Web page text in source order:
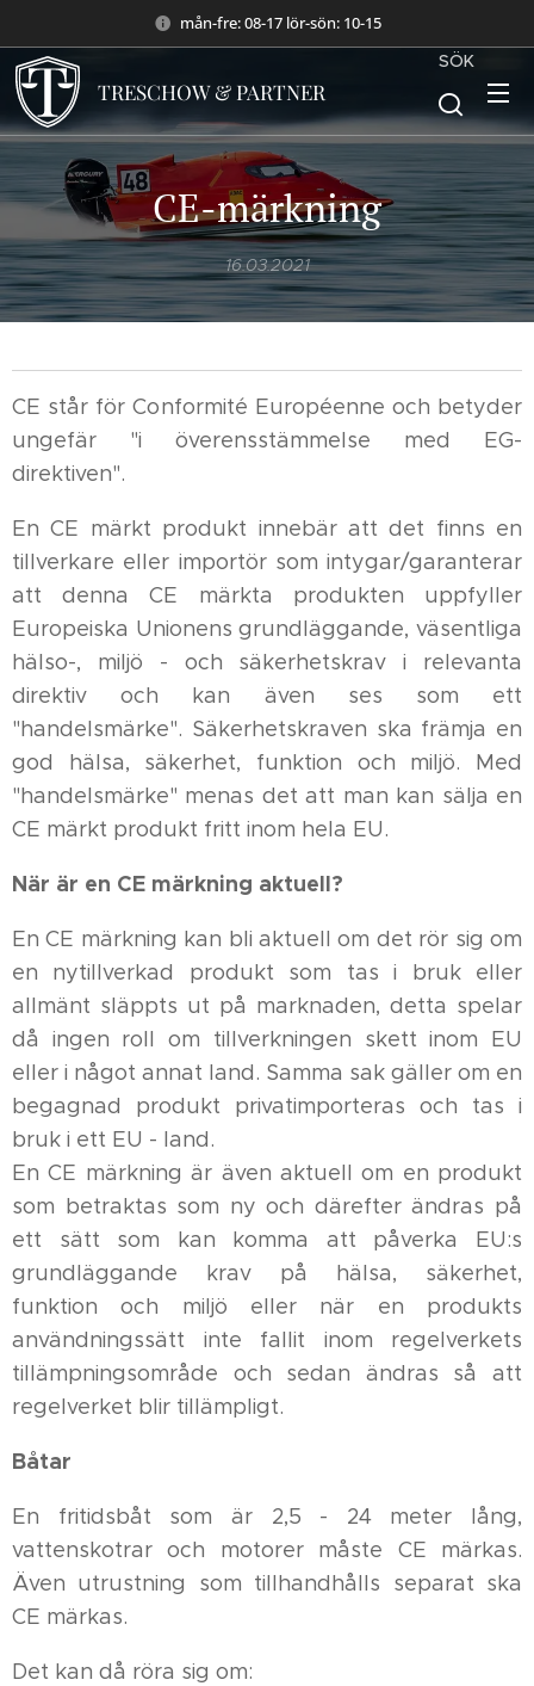
mån-fre: 08-17 lör-sön: 10-15
TRESCHOW & PARTNER
SÖK
CE-märkning
16.03.2021
CE står för Conformité Européenne och betyder
ungefär "i överensstämmelse med EG-
direktiven".
En CE märkt produkt innebär att det finns en
tillverkare eller importör som intygar/garanterar
att denna CE märkta produkten uppfyller
Europeiska Unionens grundläggande, väsentliga
hälso-, miljö - och säkerhetskrav i relevanta
direktiv och kan även ses som ett
"handelsmärke". Säkerhetskraven ska främja en
god hälsa, säkerhet, funktion och miljö. Med
"handelsmärke" menas det att man kan sälja en
CE märkt produkt fritt inom hela EU.
När är en CE märkning aktuell?
En CE märkning kan bli aktuell om det rör sig om
en nytillverkad produkt som tas i bruk eller
allmänt släppts ut på marknaden, detta spelar
då ingen roll om tillverkningen skett inom EU
eller i något annat land. Samma sak gäller om en
begagnad produkt privatimporteras och tas i
bruk i ett EU - land.
En CE märkning är även aktuell om en produkt
som betraktas som ny och därefter ändras på
ett sätt som kan komma att påverka EU:s
grundläggande krav på hälsa, säkerhet,
funktion och miljö eller när en produkts
användningssätt inte fallit inom regelverkets
tillämpningsområde och sedan ändras så att
regelverket blir tillämpligt.
Båtar
En fritidsbåt som är 2,5 - 24 meter lång,
vattenskotrar och motorer måste CE märkas.
Även utrustning som tillhandhålls separat ska
CE märkas.
Det kan då röra sig om: